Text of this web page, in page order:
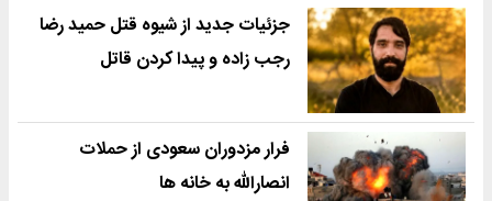
جزئیات جدید از شیوه قتل حمید رضا
رجب زاده و پیدا کردن قاتل
فرار مزدوران سعودی از حملات
انصارالله به خانه ها